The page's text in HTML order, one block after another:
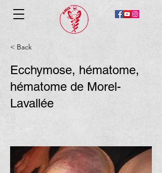
< Back
Ecchymose, hématome,
hématome de Morel-
Lavallée